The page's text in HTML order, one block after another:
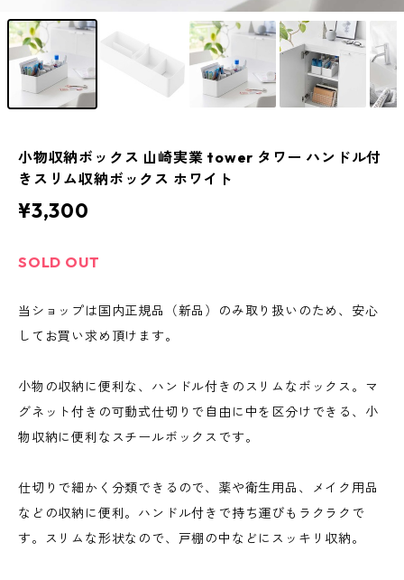
小物収納ボックス 山崎実業 tower タワー ハンドル付
きスリム収納ボックス ホワイト
¥3,300
SOLD OUT
当ショップは国内正規品（新品）のみ取り扱いのため、安心
してお買い求め頂けます。
小物の収納に便利な、ハンドル付きのスリムなボックス。マ
グネット付きの可動式仕切りで自由に中を区分けできる、小
物収納に便利なスチールボックスです。
仕切りで細かく分類できるので、薬や衛生用品、メイク用品
などの収納に便利。ハンドル付きで持ち運びもラクラクで
す。スリムな形状なので、戸棚の中などにスッキリ収納。